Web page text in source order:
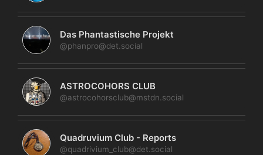
Das Phantastische Projekt
@phanpro@det.social
ASTROCOHORS CLUB
@astrocohorsclub@mstdn.social
Quadruvium Club - Reports
@quadrivium_club@det.social